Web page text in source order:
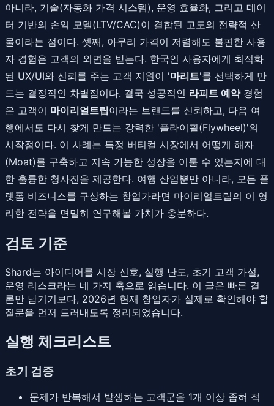
아니라, 기술(자동화 가격 시스템), 운영 효율화, 그리고 데이
터 기반의 손익 모델(LTV/CAC)이 결합된 고도의 전략적 산
물이라는 점이다. 셋째, 아무리 가격이 저렴해도 불편한 사용
자 경험은 고객의 외면을 받는다. 한국인 사용자에게 최적화
된 UX/UI와 신뢰를 주는 고객 지원이 '마리트'를 선택하게 만
드는 결정적인 차별점이다. 결국 성공적인 라피트 예약경험
은 고객이 마이리얼트립이라는 브랜드를 신뢰하고, 다음 여
행에서도 다시 찾게 만드는 강력한 '플라이휠(Flywheel)'의
시작점이다. 이 사례는 특정 버티컬 시장에서 어떻게 해자
(Moat)를 구축하고 지속 가능한 성장을 이룰 수 있는지에 대
한 훌륭한 청사진을 제공한다. 여행 산업뿐만 아니라, 모든 플
랫폼 비즈니스를 구상하는 창업가라면 마이리얼트립의 이 영
리한 전략을 면밀히 연구해볼 가치가 충분하다.
검토 기준
Shard는 아이디어를 시장 신호, 실행 난도, 초기 고객 가설,
운영 리스크라는 네 가지 축으로 읽습니다. 이 글은 빠른 결
론만 남기기보다, 2026년 현재 창업자가 실제로 확인해야 할
질문을 먼저 드러내도록 정리되었습니다.
실행 체크리스트
초기 검증
문제가 반복해서 발생하는 고객군을 1개 이상 좁혀 적